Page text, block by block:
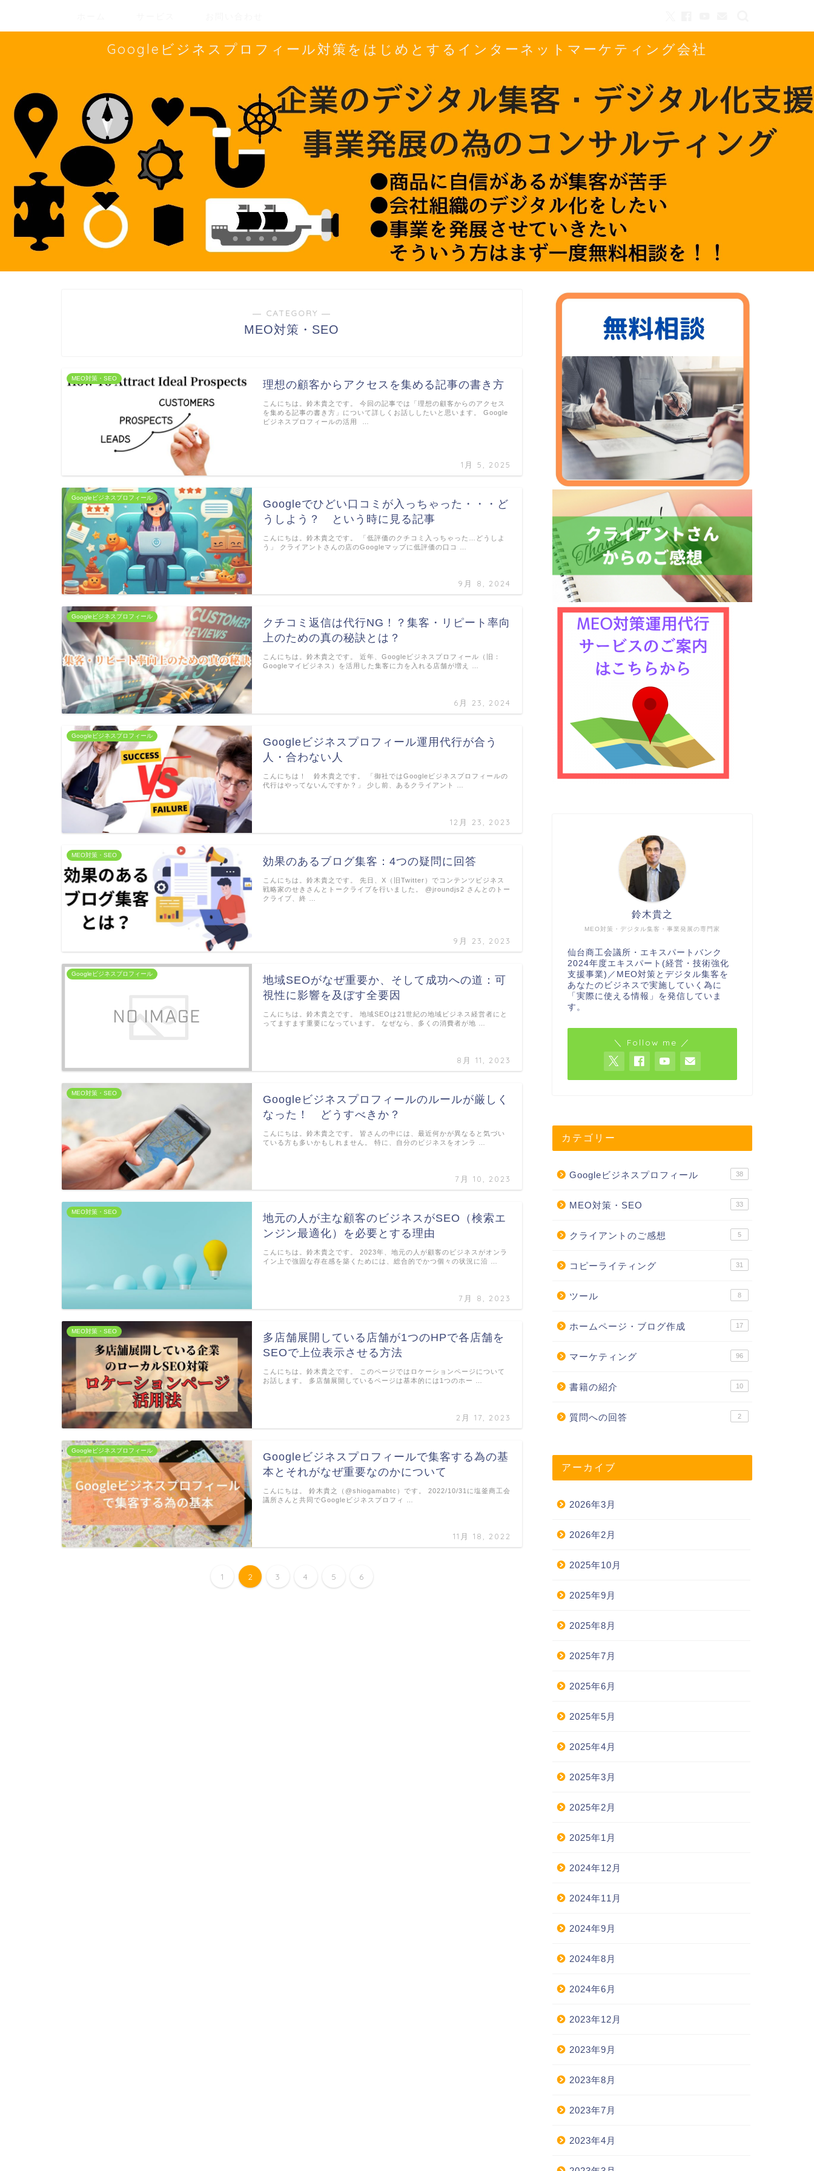
Googleビジネスプロフィール対策をはじめとするインターネットマーケティング会社
― CATEGORY ―
MEO対策・SEO
MEO対策・SEO
理想の顧客からアクセスを集める記事の書き方
1月 5, 2025
こんにちは。鈴木貴之です。 今回の記事では「理想の顧客からのアクセス
を集める記事の書き方」について詳しくお話ししたいと思います。 Google
ビジネスプロフィールの活用 …
Googleビジネスプロフィール
Googleでひどい口コミが入っちゃった・・・ど
うしよう？ という時に見る記事
9月 8, 2024
こんにちは。鈴木貴之です。 「低評価のクチコミ入っちゃった…どうしよ
う」 クライアントさんの店のGoogleマップに低評価の口コ …
Googleビジネスプロフィール
クチコミ返信は代行NG！？集客・リピート率向
上のための真の秘訣とは？
6月 23, 2024
こんにちは。鈴木貴之です。 近年、Googleビジネスプロフィール（旧：
Googleマイビジネス）を活用した集客に力を入れる店舗が増え …
Googleビジネスプロフィール
Googleビジネスプロフィール運用代行が合う
人・合わない人
12月 23, 2023
こんにちは！ 鈴木貴之です。 「御社ではGoogleビジネスプロフィールの
代行はやってないんですか？」 少し前、あるクライアント …
MEO対策・SEO
効果のあるブログ集客：4つの疑問に回答
9月 23, 2023
こんにちは。鈴木貴之です。 先日、X（旧Twitter）でコンテンツビジネス
戦略家のせきさんとトークライブを行いました。 @jroundjs2 さんとのトー
クライブ、終 …
Googleビジネスプロフィール
地域SEOがなぜ重要か、そして成功への道：可
視性に影響を及ぼす全要因
8月 11, 2023
こんにちは。鈴木貴之です。 地域SEOは21世紀の地域ビジネス経営者にと
ってますます重要になっています。 なぜなら、多くの消費者が地 …
MEO対策・SEO
Googleビジネスプロフィールのルールが厳しく
なった！ どうすべきか？
7月 10, 2023
こんにちは。鈴木貴之です。 皆さんの中には、最近何かが異なると気づい
ている方も多いかもしれません。 特に、自分のビジネスをオンラ …
MEO対策・SEO
地元の人が主な顧客のビジネスがSEO（検索エ
ンジン最適化）を必要とする理由
7月 8, 2023
こんにちは。鈴木貴之です。 2023年、地元の人が顧客のビジネスがオンラ
イン上で強固な存在感を築くためには、総合的でかつ個々の状況に沿 …
MEO対策・SEO
多店舗展開している店舗が1つのHPで各店舗を
SEOで上位表示させる方法
2月 17, 2023
こんにちは。鈴木貴之です。 このページではロケーションページについて
お話します。 多店舗展開しているページは基本的には1つのホー …
Googleビジネスプロフィール
Googleビジネスプロフィールで集客する為の基
本とそれがなぜ重要なのかについて
11月 18, 2022
こんにちは。 鈴木貴之（@shiogamabtc）です。 2022/10/31に塩釜商工会
議所さんと共同でGoogleビジネスプロフィ …
1 2 3 4 5 6
MEO対策・デジタル集客・事業発展の専門家
鈴木貴之
仙台商工会議所・エキスパートバンク
2024年度エキスパート(経営・技術強化
支援事業)／MEO対策とデジタル集客を
あなたのビジネスで実施していく為に
「実際に使える情報」を発信していま
す。
＼ Follow me ／
カテゴリー
Googleビジネスプロフィール 38
MEO対策・SEO 33
クライアントのご感想 5
コピーライティング 31
ツール 8
ホームページ・ブログ作成 17
マーケティング 96
書籍の紹介 10
質問への回答 2
アーカイブ
2026年3月
2026年2月
2025年10月
2025年9月
2025年8月
2025年7月
2025年6月
2025年5月
2025年4月
2025年3月
2025年2月
2025年1月
2024年12月
2024年11月
2024年9月
2024年8月
2024年6月
2023年12月
2023年9月
2023年8月
2023年7月
2023年4月